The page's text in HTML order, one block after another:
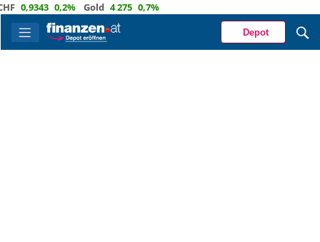
0,9343 0,2% Gold 4 275 0,7%
Depot